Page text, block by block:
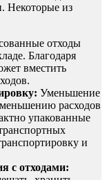
Некоторые из
отходы
Благодаря
вместить
Уменьшение
расходов
упакованные
и
с отходами: